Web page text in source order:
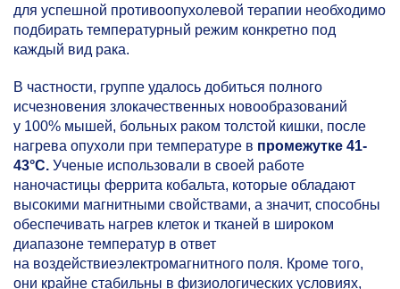
для успешной противоопухолевой терапии необходимо
подбирать температурный режим конкретно под
каждый вид рака.
В частности, группе удалось добиться полного
исчезновения злокачественных новообразований
у 100% мышей, больных раком толстой кишки, после
нагрева опухоли при температуре в промежутке 41-
43°С. Ученые использовали в своей работе
наночастицы феррита кобальта, которые обладают
высокими магнитными свойствами, а значит, способны
обеспечивать нагрев клеток и тканей в широком
диапазоне температур в ответ
на воздействиеэлектромагнитного поля. Кроме того,
они крайне стабильны в физиологических условиях,